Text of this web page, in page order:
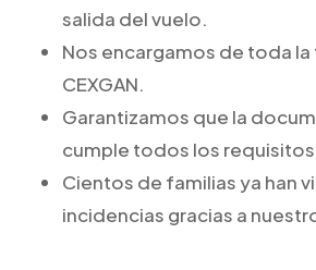
salida del vuelo.
Nos encargamos de toda
CEXGAN.
Garantizamos que la
cumple todos los
Cientos de familias ya han
incidencias gracias a